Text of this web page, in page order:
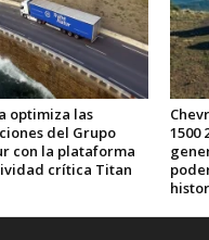
optimiza las
del Grupo
con la plataforma
crítica Titan
1500